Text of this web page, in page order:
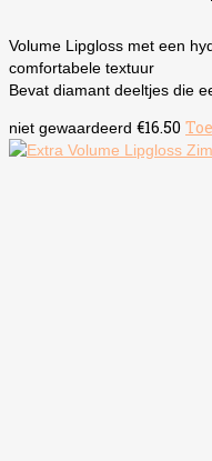
Volume Lipgloss met een
comfortabele textuur
Bevat diamant deeltjes die
niet gewaardeerd €16.50